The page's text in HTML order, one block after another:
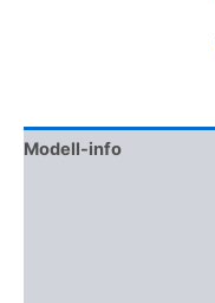
Modell-info